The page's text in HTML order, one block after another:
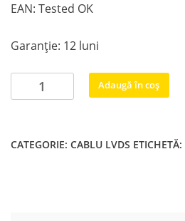
EAN: Tested OK
Garanție: 12 luni
Cantitate
Banda
LVDS
Adaugă în coș
CATEGORIE: CABLU LVDS ETICHETĂ: